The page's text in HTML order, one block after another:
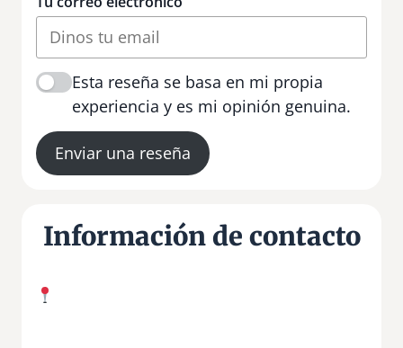
Esta reseña se basa en mi propia
experiencia y es mi opinión genuina.
Enviar una reseña
Información de contacto